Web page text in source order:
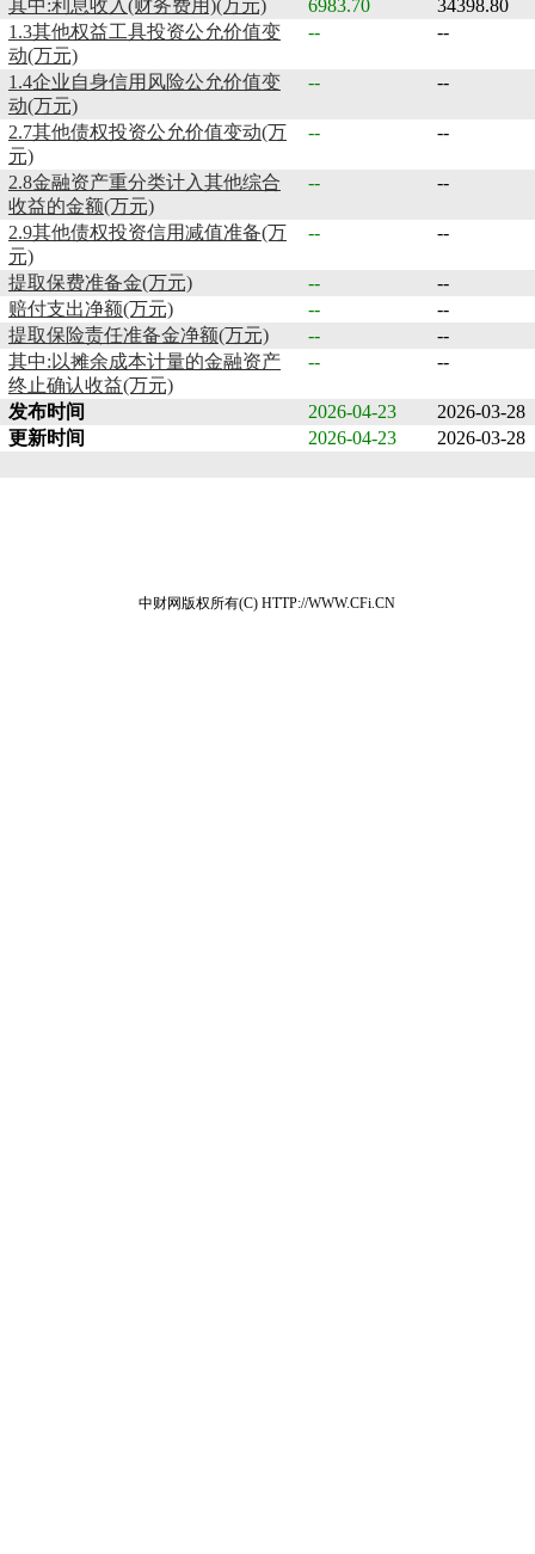
其中:利息收入(财务费用)(万元) 6983.70
34398.80
1.3其他权益工具投资公允价值变
动(万元)
-- --
1.4企业自身信用风险公允价值变
动(万元)
-- --
2.7其他债权投资公允价值变动(万
元)
-- --
2.8金融资产重分类计入其他综合
收益的金额(万元)
-- --
2.9其他债权投资信用减值准备(万
元)
-- --
提取保费准备金(万元) --
--
赔付支出净额(万元)
--
--
提取保险责任准备金净额(万元)
--
--
其中:以摊余成本计量的金融资产
终止确认收益(万元)
-- --
发布时间 2026-04-23
2026-03-28
更新时间
2026-04-23 2026-03-28
中财网版权所有(C) HTTP://WWW.CFi.CN